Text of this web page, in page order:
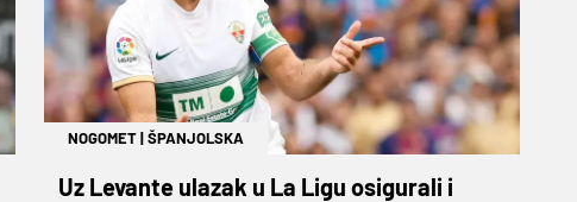
NOGOMET|ŠPANJOLSKA
Uz Levante ulazak u La Ligu osigurali i